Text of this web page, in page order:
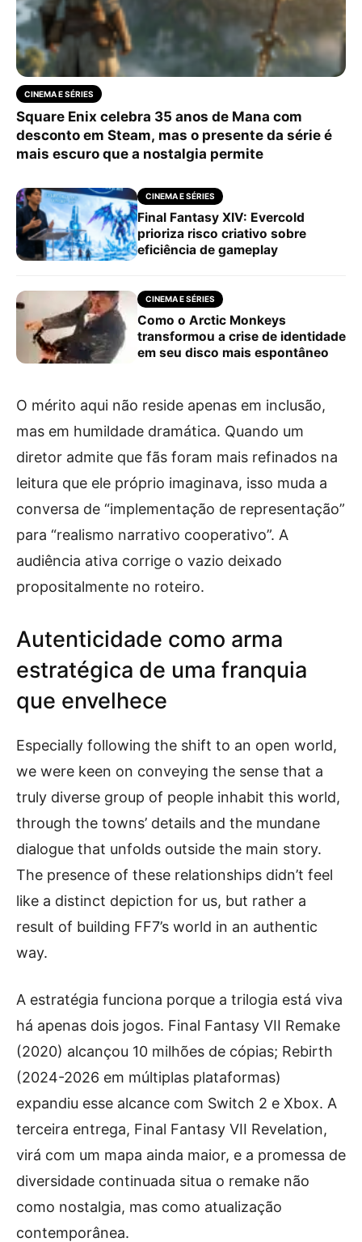
CINEMA E SÉRIES
Square Enix celebra 35 anos de Mana com
desconto em Steam, mas o presente da série é
mais escuro que a nostalgia permite
CINEMA E SÉRIES
Final Fantasy XIV: Evercold
prioriza risco criativo sobre
eficiência de gameplay
CINEMA E SÉRIES
Como o Arctic Monkeys
transformou a crise de identidade
em seu disco mais espontâneo
O mérito aqui não reside apenas em inclusão,
mas em humildade dramática. Quando um
diretor admite que fãs foram mais refinados na
leitura que ele próprio imaginava, isso muda a
conversa de “implementação de representação”
para “realismo narrativo cooperativo”. A
audiência ativa corrige o vazio deixado
propositalmente no roteiro.
Autenticidade como arma
estratégica de uma franquia
que envelhece
Especially following the shift to an open world,
we were keen on conveying the sense that a
truly diverse group of people inhabit this world,
through the towns’ details and the mundane
dialogue that unfolds outside the main story.
The presence of these relationships didn’t feel
like a distinct depiction for us, but rather a
result of building FF7’s world in an authentic
way.
A estratégia funciona porque a trilogia está viva
há apenas dois jogos. Final Fantasy VII Remake
(2020) alcançou 10 milhões de cópias; Rebirth
(2024-2026 em múltiplas plataformas)
expandiu esse alcance com Switch 2 e Xbox. A
terceira entrega, Final Fantasy VII Revelation,
virá com um mapa ainda maior, e a promessa de
diversidade continuada situa o remake não
como nostalgia, mas como atualização
contemporânea.